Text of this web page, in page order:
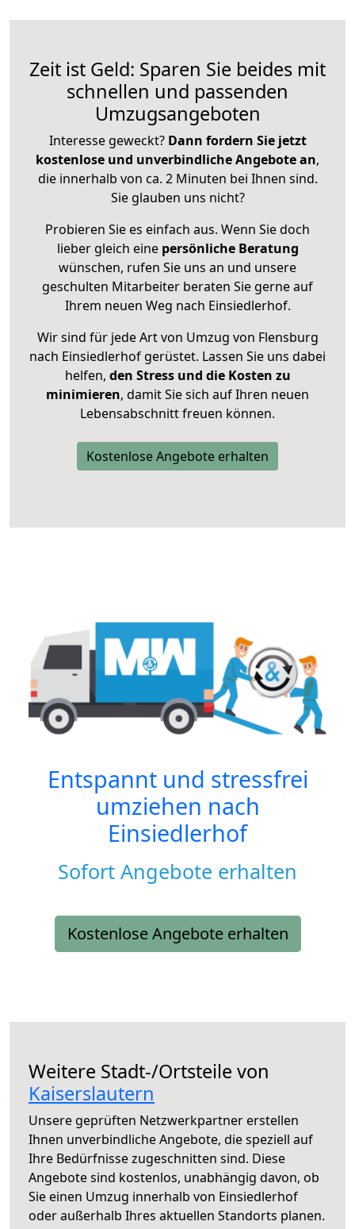
Zeit ist Geld: Sparen Sie beides mit
schnellen und passenden
Umzugsangeboten
Interesse geweckt? Dann fordern Sie jetzt
kostenlose und unverbindliche Angebote an,
die innerhalb von ca. 2 Minuten bei Ihnen sind.
Sie glauben uns nicht?
Probieren Sie es einfach aus. Wenn Sie doch
lieber gleich eine persönliche Beratung
wünschen, rufen Sie uns an und unsere
geschulten Mitarbeiter beraten Sie gerne auf
Ihrem neuen Weg nach Einsiedlerhof.
Wir sind für jede Art von Umzug von Flensburg
nach Einsiedlerhof gerüstet. Lassen Sie uns dabei
helfen, den Stress und die Kosten zu
minimieren, damit Sie sich auf Ihren neuen
Lebensabschnitt freuen können.
Kostenlose Angebote erhalten
Entspannt und stressfrei
umziehen nach
Einsiedlerhof
Sofort Angebote erhalten
Kostenlose Angebote erhalten
Weitere Stadt-/Ortsteile von
Kaiserslautern
Unsere geprüften Netzwerkpartner erstellen
Ihnen unverbindliche Angebote, die speziell auf
Ihre Bedürfnisse zugeschnitten sind. Diese
Angebote sind kostenlos, unabhängig davon, ob
Sie einen Umzug innerhalb von Einsiedlerhof
oder außerhalb Ihres aktuellen Standorts planen.